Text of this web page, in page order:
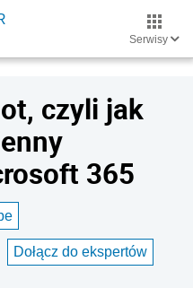
Serwisy
czyli jak
365
Dołącz do ekspertów